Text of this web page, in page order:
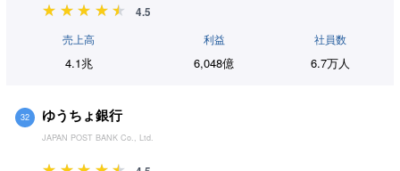
4.5
売上高
4.1兆
利益
6,048億
社員数
6.7万人
32 ゆうちょ銀行
JAPAN POST BANK Co., Ltd.